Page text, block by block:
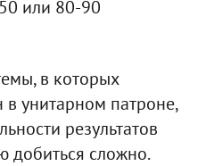
или 80-90
в которых
унитарном патроне,
результатов
добиться сложно.